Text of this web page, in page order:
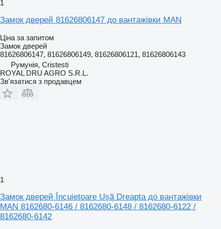
1
Замок дверей 81626806147 до вантажівки MAN
Ціна за запитом
Замок дверей
81626806147, 81626806149, 81626806121, 81626806143
Румунія, Cristesti
ROYAL DRU AGRO S.R.L.
Зв'язатися з продавцем
1
Замок дверей Încuietoare Ușă Dreapta до вантажівки
MAN 8162680-6146 / 8162680-6148 / 8162680-6122 /
8162680-6142